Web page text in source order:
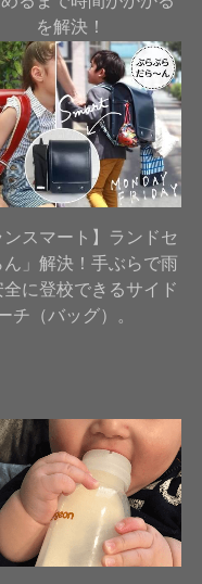
を解決！
ンスマート】ランドセ
ん」解決！手ぶらで雨
に登校できるサイド
チ（バッグ）。